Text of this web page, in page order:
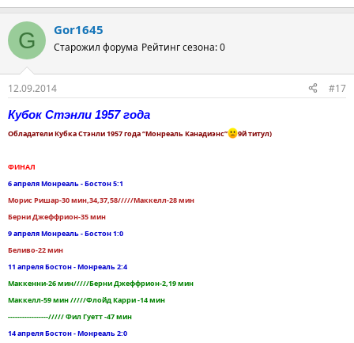
G Gor1645
Старожил форума Рейтинг сезона: 0
12.09.2014
#17
Кубок Стэнли 1957 года
Обладатели Кубка Стэнли 1957 года “Монреаль Канадиэнс” 9й титул)
ФИНАЛ
6 апреля Монреаль - Бостон 5:1
Морис Ришар-30 мин,34,37,58/////Маккелл-28 мин
Берни Джеффрион-35 мин
9 апреля Монреаль - Бостон 1:0
Беливо-22 мин
11 апреля Бостон - Монреаль 2:4
Маккенни-26 мин/////Берни Джеффрион-2,19 мин
Маккелл-59 мин /////Флойд Карри -14 мин
-----------------///// Фил Гуетт -47 мин
14 апреля Бостон - Монреаль 2:0